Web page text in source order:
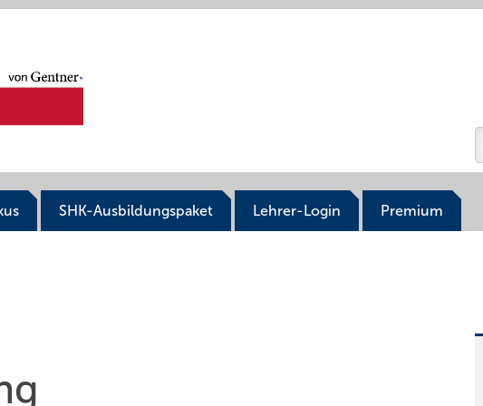
SHK-Ausbildungspaket Lehrer-Login Premium